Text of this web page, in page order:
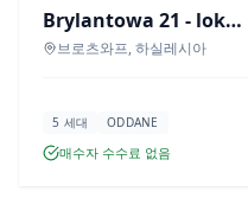
신규 분양 Brylantowa 21 - lokale usługowe
브로츠와프, 하실레시아
5 세대 ODDANE
매수자 수수료 없음